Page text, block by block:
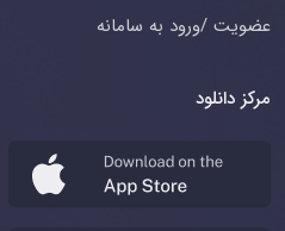
عضویت /ورود به سامانه
مرکز دانلود